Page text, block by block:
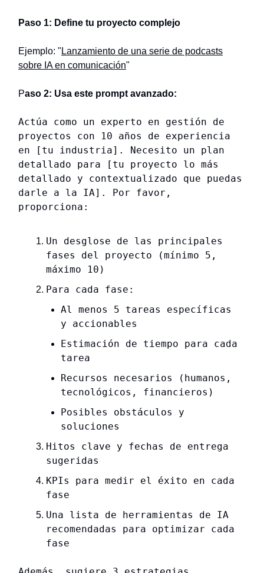
Paso 1: Define tu proyecto complejo
Ejemplo: " Lanzamiento de una serie de podcasts
sobre IA en comunicación"
Paso 2: Usa este prompt avanzado:
Actúa como un experto en gestión de
proyectos con 10 años de experiencia
en [tu industria]. Necesito un plan
detallado para [tu proyecto lo más
detallado y contextualizado que puedas
darle a la IA]. Por favor,
proporciona:
Un desglose de las principales
fases del proyecto (mínimo 5,
máximo 10)
Para cada fase:
Al menos 5 tareas específicas
y accionables
Estimación de tiempo para cada
tarea
Recursos necesarios (humanos,
tecnológicos, financieros)
Posibles obstáculos y
soluciones
Hitos clave y fechas de entrega
sugeridas
KPIs para medir el éxito en cada
fase
Una lista de herramientas de IA
recomendadas para optimizar cada
fase